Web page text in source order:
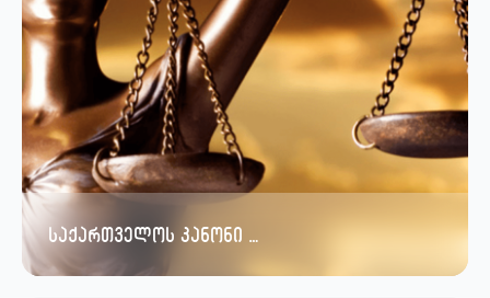
საქართველოს კანონი …